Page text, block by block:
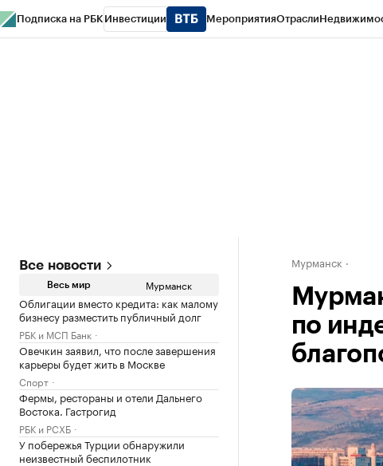
Подписка на РБК Инвестиции МероприятияОтрасли
Все новости
Весь мир Мурманск
Облигации вместо кредита: как малому
бизнесу разместить публичный долг
РБК и МСП Банк
Овечкин заявил, что после завершения
карьеры будет жить в Москве
Спорт
Фермы, рестораны и отели Дальнего
Востока. Гастрогид
РБК и РСХБ
У побережья Турции обнаружили
неизвестный беспилотник
Мурманск
по